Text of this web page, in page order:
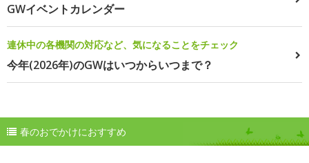
GWイベントカレンダー
連休中の各機関の対応など、気になることをチェック
今年(2026年)のGWはいつからいつまで？
春のおでかけにおすすめ